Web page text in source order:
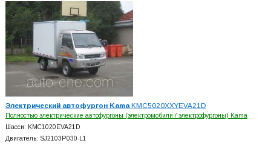
Электрический автофургон KamaKMC5020XXYEVA21D
Полностью электрические автофургоны (электромобили / электрофургоны) Kama
Шасси: KMC1020EVA21D
Двигатель: SJ2103P030-L1